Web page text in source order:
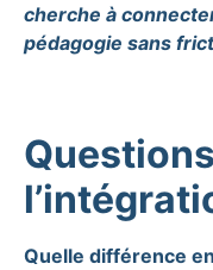
cherche à
pédagogie sans
Quelle différence